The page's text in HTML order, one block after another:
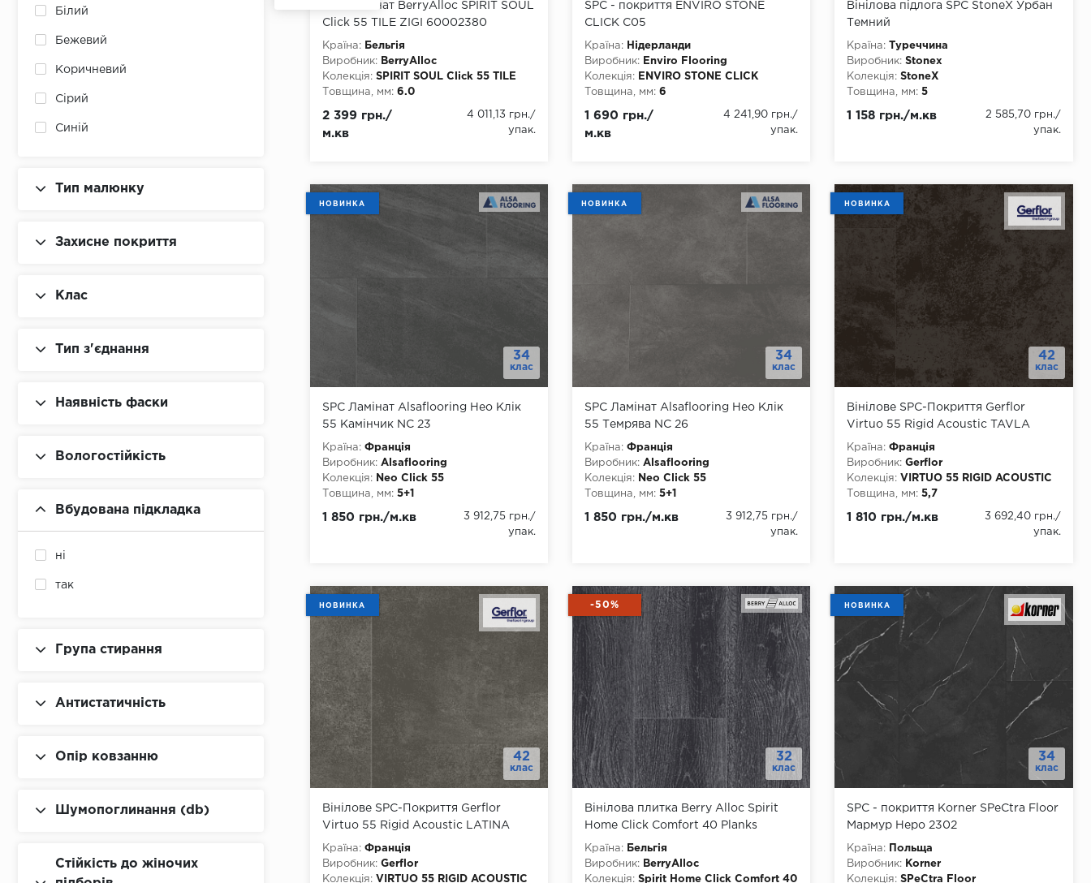
Stonex
Surface
Unilin
Verband
Wineo
Білий
Бежевий
Коричневий
Сірий
Синій
Тип малюнку
Захисне покриття
Клас
Тип з'єднання
Наявність фаски
Вологостійкість
Вбудована підкладка
ні
так
Група стирання
Антистатичність
Опір ковзанню
Шумопоглинання (db)
Стійкість до жіночих
SPC Ламінат BerryAlloc SPIRIT SOUL
Click 55 TILE ZIGI 60002380
Країна:
Бельгія
Виробник:
BerryAlloc
Колекція: SPIRIT SOUL Click 55 TILE
Товщина, мм: 6.0
Довжина, мм:
Клас:
Вологостійкість: так
Тип основи:
SPC+підкладка 1мм
2 399 грн./
м.кв
4 011,13 грн./
упак.
SPC - покриття ENVIRO STONE
CLICK C05
Країна:
Нідерланди
Виробник:
Enviro Flooring
Колекція:
ENVIRO STONE CLICK
Товщина, мм: 6
Довжина, мм:
Клас:
Вологостійкість: так
Тип основи:
SPC+1 мм підкладка
1 690 грн./
м.кв
4 241,90 грн./
упак.
Вінілова підлога SPC StoneX Урбан
Темний
Країна:
Туреччина
Виробник: Stonex
Колекція: StoneX
Товщина, мм: 5
Довжина, мм:
Вологостійкість: так
Тип основи: SPC
1 158 грн./м.кв 2 585,70 грн./
упак.
34
клас
НОВИНКА
SPC Ламінат Alsaflooring Нео Клік
55 Камінчик NC 23
Країна: Франція
Виробник: Alsaflooring
Колекція:
Neo Click 55
Товщина, мм: 5+1
Довжина, мм:
Вологостійкість: так
Тип основи:
HD Mineral Core
1 850 грн./м.кв 3 912,75 грн./
упак.
34
клас
НОВИНКА
SPC Ламінат Alsaflooring Нео Клік
55 Темрява NC 26
Країна: Франція
Виробник: Alsaflooring
Колекція:
Neo Click 55
Товщина, мм: 5+1
Довжина, мм:
Вологостійкість: так
Тип основи:
HD Mineral Core
1 850 грн./м.кв 3 912,75 грн./
упак.
42
клас
НОВИНКА
Вінілове SPC-Покриття Gerflor
Virtuo 55 Rigid Acoustic TAVLA
DARK 1453
Країна: Франція
Виробник: Gerflor
Колекція: VIRTUO 55 RIGID ACOUSTIC
Товщина, мм: 5,7
Довжина, мм:
Вологостійкість: так
Тип основи:
1 810 грн./м.кв 3 692,40 грн./
упак.
42
клас
НОВИНКА
Вінілове SPC-Покриття Gerflor
Virtuo 55 Rigid Acoustic LATINA
DARK 992
Країна: Франція
Виробник: Gerflor
Колекція: VIRTUO 55 RIGID ACOUSTIC
32
клас
-50%
Вінілова плитка Berry Alloc Spirit
Home Click Comfort 40 Planks
French Black
Країна:
Бельгія
Виробник:
BerryAlloc
Колекція: Spirit Home Click Comfort 40
34
клас
НОВИНКА
SPC - покриття Korner SPeCtra Floor
Мармур Неро 2302
Країна:
Польща
Виробник:
Korner
Колекція: SPeCtra Floor